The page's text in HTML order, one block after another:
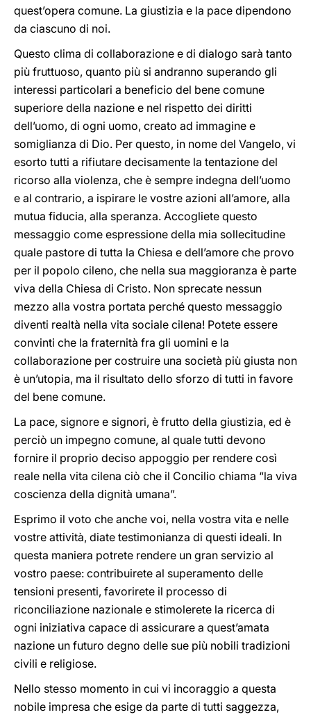
quest’opera comune. La giustizia e la pace dipendono
da ciascuno di noi.
Questo clima di collaborazione e di dialogo sarà tanto
più fruttuoso, quanto più si andranno superando gli
interessi particolari a beneficio del bene comune
superiore della nazione e nel rispetto dei diritti
dell’uomo, di ogni uomo, creato ad immagine e
somiglianza di Dio. Per questo, in nome del Vangelo, vi
esorto tutti a rifiutare decisamente la tentazione del
ricorso alla violenza, che è sempre indegna dell’uomo
e al contrario, a ispirare le vostre azioni all’amore, alla
mutua fiducia, alla speranza. Accogliete questo
messaggio come espressione della mia sollecitudine
quale pastore di tutta la Chiesa e dell’amore che provo
per il popolo cileno, che nella sua maggioranza è parte
viva della Chiesa di Cristo. Non sprecate nessun
mezzo alla vostra portata perché questo messaggio
diventi realtà nella vita sociale cilena! Potete essere
convinti che la fraternità fra gli uomini e la
collaborazione per costruire una società più giusta non
è un’utopia, ma il risultato dello sforzo di tutti in favore
del bene comune.
La pace, signore e signori, è frutto della giustizia, ed è
perciò un impegno comune, al quale tutti devono
fornire il proprio deciso appoggio per rendere così
reale nella vita cilena ciò che il Concilio chiama “la viva
coscienza della dignità umana”.
Esprimo il voto che anche voi, nella vostra vita e nelle
vostre attività, diate testimonianza di questi ideali. In
questa maniera potrete rendere un gran servizio al
vostro paese: contribuirete al superamento delle
tensioni presenti, favorirete il processo di
riconciliazione nazionale e stimolerete la ricerca di
ogni iniziativa capace di assicurare a quest’amata
nazione un futuro degno delle sue più nobili tradizioni
civili e religiose.
Nello stesso momento in cui vi incoraggio a questa
nobile impresa che esige da parte di tutti saggezza,